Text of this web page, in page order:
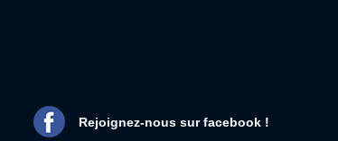
Rejoignez-nous sur facebook !